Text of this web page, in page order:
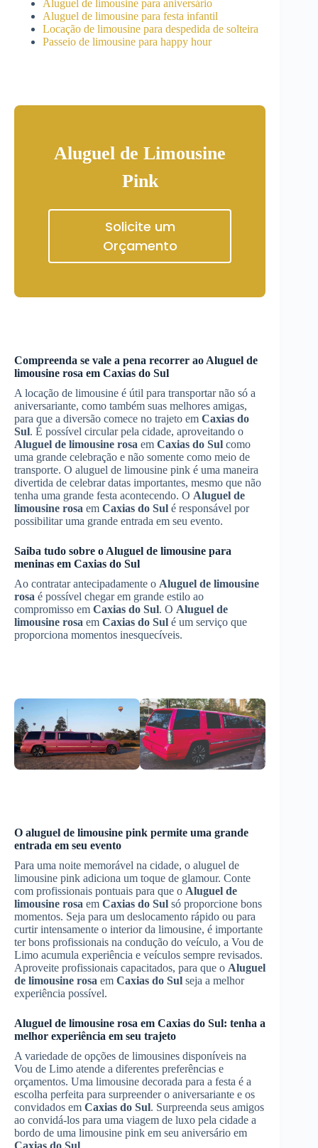
Aluguel de limousine para aniversário
Aluguel de limousine para festa infantil
Locação de limousine para despedida de solteira
Passeio de limousine para happy hour
Aluguel de Limousine
Pink
Solicite um
Orçamento
Compreenda se vale a pena recorrer ao Aluguel de
limousine rosa em Caxias do Sul
A locação de limousine é útil para transportar não só a
aniversariante, como também suas melhores amigas,
para que a diversão comece no trajeto em Caxias do
Sul. É possível circular pela cidade, aproveitando o
Aluguel de limousine rosa em Caxias do Sul como
uma grande celebração e não somente como meio de
transporte. O aluguel de limousine pink é uma maneira
divertida de celebrar datas importantes, mesmo que não
tenha uma grande festa acontecendo. O Aluguel de
limousine rosa em Caxias do Sul é responsável por
possibilitar uma grande entrada em seu evento.
Saiba tudo sobre o Aluguel de limousine para
meninas em Caxias do Sul
Ao contratar antecipadamente o Aluguel de limousine
rosa é possível chegar em grande estilo ao
compromisso em Caxias do Sul. O Aluguel de
limousine rosa em Caxias do Sul é um serviço que
proporciona momentos inesquecíveis.
O aluguel de limousine pink permite uma grande
entrada em seu evento
Para uma noite memorável na cidade, o aluguel de
limousine pink adiciona um toque de glamour. Conte
com profissionais pontuais para que o Aluguel de
limousine rosa em Caxias do Sul só proporcione bons
momentos. Seja para um deslocamento rápido ou para
curtir intensamente o interior da limousine, é importante
ter bons profissionais na condução do veículo, a Vou de
Limo acumula experiência e veículos sempre revisados.
Aproveite profissionais capacitados, para que o Aluguel
de limousine rosa em Caxias do Sul seja a melhor
experiência possível.
Aluguel de limousine rosa em Caxias do Sul: tenha a
melhor experiência em seu trajeto
A variedade de opções de limousines disponíveis na
Vou de Limo atende a diferentes preferências e
orçamentos. Uma limousine decorada para a festa é a
escolha perfeita para surpreender o aniversariante e os
convidados em Caxias do Sul. Surpreenda seus amigos
ao convidá-los para uma viagem de luxo pela cidade a
bordo de uma limousine pink em seu aniversário em
Caxias do Sul